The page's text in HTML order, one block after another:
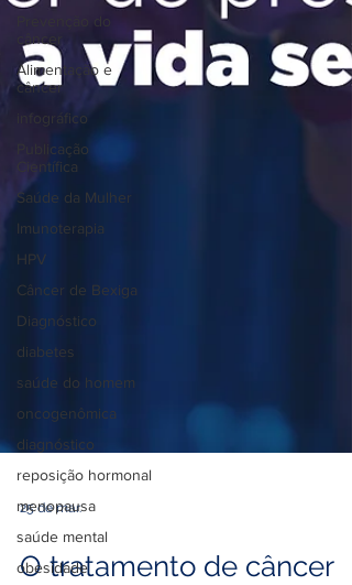
câncer
Alimentação e
câncer
infográfico
Publicação
Científica
Saúde da Mulher
Imunoterapia
HPV
Câncer de Bexiga
Diagnóstico
diabetes
saúde do homem
oncogenômica
diagnóstico
reposição hormonal
menopausa
saúde mental
obesidade
25 de mar.